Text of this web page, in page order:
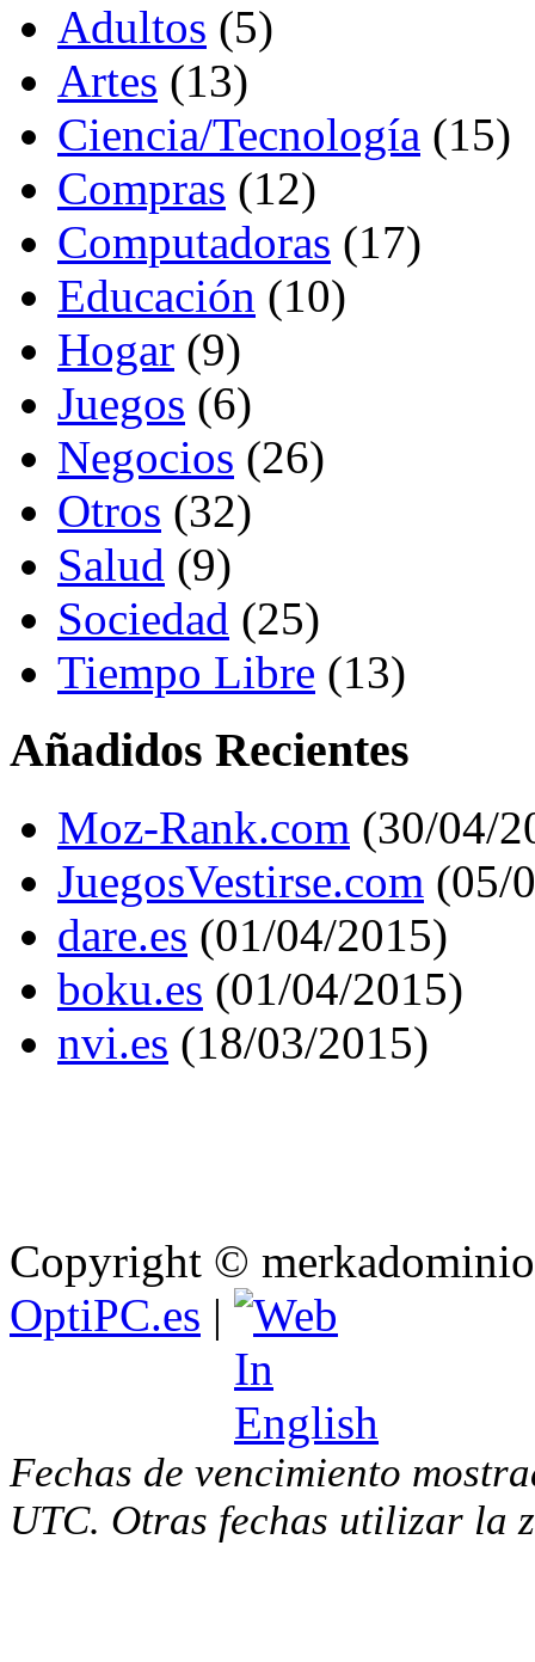
Adultos (5)
Artes (13)
Ciencia/Tecnología (15)
Compras (12)
Computadoras (17)
Educación (10)
Hogar (9)
Juegos (6)
Negocios (26)
Otros (32)
Salud (9)
Sociedad (25)
Tiempo Libre (13)
Añadidos Recientes
Moz-Rank.com (30/04/
JuegosVestirse.com (05/
dare.es (01/04/2015)
boku.es (01/04/2015)
nvi.es (18/03/2015)
Copyright ©
OptiPC.es |
Fechas de vencimiento
UTC. Otras fechas utilizar la